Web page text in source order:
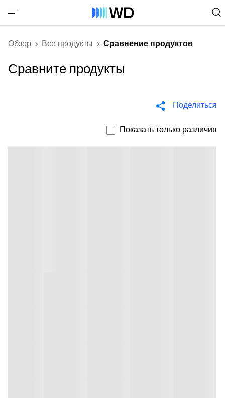
Обзор Все продукты Сравнение продуктов
Сравните продукты
Поделиться
Показать только различия